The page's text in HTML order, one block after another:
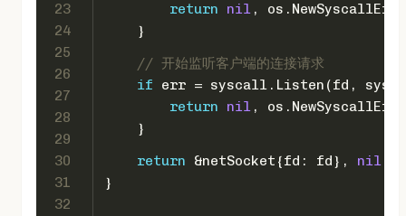
23
24
25
26
27
28
29
30
31
32
return
nil ,
    }
// 开始监听客户端的连接请求
if err = syscall.Listen(fd,
return
nil ,
    }
return &netSocket{fd: fd}, nil
}